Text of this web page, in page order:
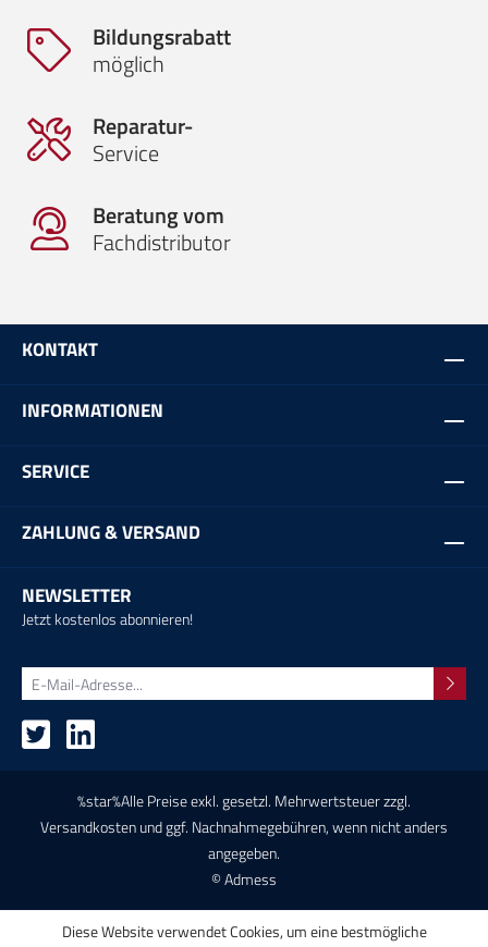
Bildungsrabatt
möglich
Reparatur-
Service
Beratung vom
Fachdistributor
KONTAKT
INFORMATIONEN
SERVICE
ZAHLUNG & VERSAND
NEWSLETTER
Jetzt kostenlos abonnieren!
%star%Alle Preise exkl. gesetzl. Mehrwertsteuer zzgl.
Versandkostenund ggf. Nachnahmegebühren, wenn nicht anders
angegeben.
© Admess
Diese Website verwendet Cookies, um eine bestmögliche